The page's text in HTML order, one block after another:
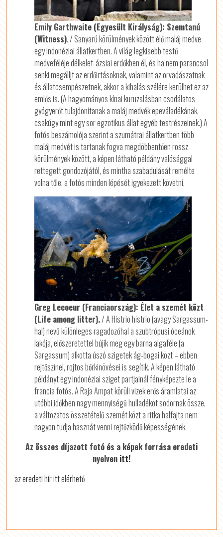
Emily Garthwaite (Egyesült Királyság): Szemtanú
(Witness). / Sanyarú körülmények között élő maláj medve
egy indonéziai állatkertben. A világ legkisebb testű
medveféléje délkelet-ázsiai erdőkben él, és ha nem parancsol
senki megálljt az erdőirtásoknak, valamint az orvadászatnak
és állatcsempészetnek, akkor a kihalás szélére kerülhet ez az
emlős is. (A hagyományos kínai kuruzslásban csodálatos
gyógyerőt tulajdonítanak a maláj medvék epeváladékának,
csakúgy mint egy sor egzotikus állat egyéb testrészeinek.) A
fotós beszámolója szerint a szumátrai állatkertben több
maláj medvét is tartanak fogva megdöbbentően rossz
körülmények között, a képen látható példány valósággal
rettegett gondozójától, és mintha szabadulását remélte
volna tőle, a fotós minden lépését igyekezett követni.
Greg Lecoeur (Franciaország): Élet a szemét közt
(Life among litter)./ A Histrio histrio (avagy Sargassum-
hal) nevű különleges ragadozóhal a szubtrópusi óceánok
lakója, előszeretettel bújik meg egy barna algaféle (a
Sargassum) alkotta úszó szigetek ág-bogai közt – ebben
rejtőszínei, rojtos bőrkinövései is segítik. A képen látható
példányt egy indonéziai sziget partjainál fényképezte le a
francia fotós. A Raja Ampat körüli vizek erős áramlatai az
utóbbi időkben nagy mennyiségű hulladékot sodornak össze,
a változatos összetételű szemét közt a ritka halfajta nem
nagyon tudja hasznát venni rejtőzködő képességének.
Az összes díjazott fotó és a képek forrása eredeti
nyelvenitt!
az eredeti hír itt elérhető